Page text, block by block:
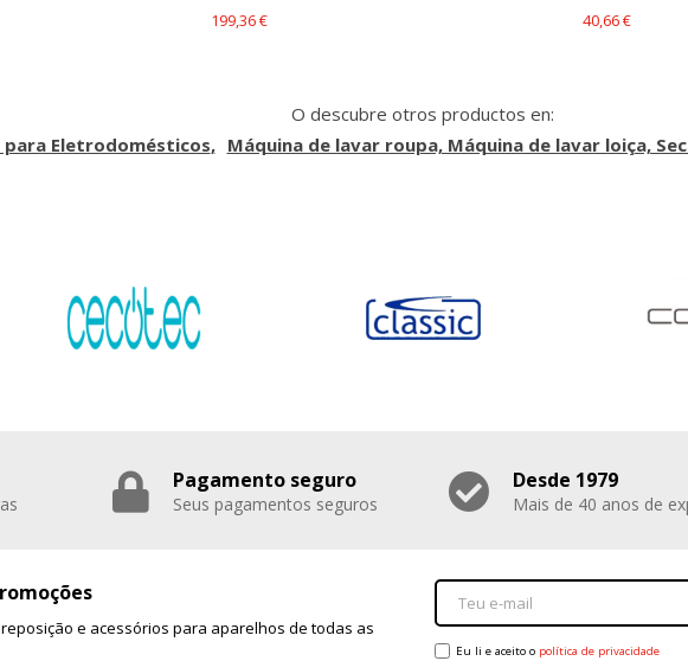
199,36 €
40,66 €
O descubre otros productos en:
para Eletrodomésticos
Máquina de lavar roupa, Máquina de lavar loiça,
Pagamento seguro
Seus pagamentos seguros
Desde 1979
Mais de 40 anos de
e acessórios para aparelhos de todas as
Eu li e aceito o política de privacidade